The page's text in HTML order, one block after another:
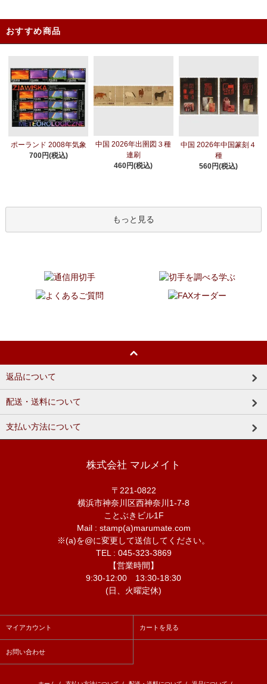
おすすめ商品
ポーランド 2008年気象
700円(税込)
中国 2026年出圉図３種
連刷
460円(税込)
中国 2026年中国篆刻４
種
560円(税込)
もっと見る
返品について
配送・送料について
支払い方法について
株式会社 マルメイト
〒221-0822
横浜市神奈川区西神奈川1-7-8
ことぶきビル1F
Mail : stamp(a)marumate.com
※(a)を@に変更して送信してください。
TEL : 045-323-3869
【営業時間】
9:30-12:00 13:30-18:30
(日、火曜定休)
マイアカウント カートを見る
お問い合わせ